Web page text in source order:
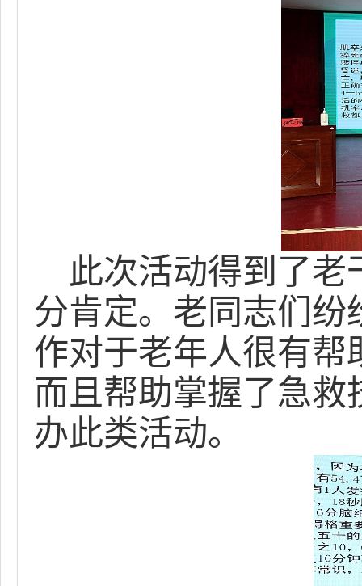
此次活动得到了
分肯定。老同志们
作对于老年人很有帮
而且帮助掌握了急
办此类活动。